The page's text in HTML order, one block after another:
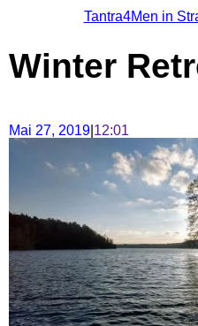
Tantra4Men in
Winter
Mai 27, 2019 12:01